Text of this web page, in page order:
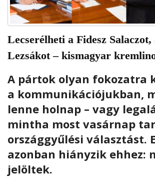
Lecserélheti a Fidesz Salaczot,
Lezsákot – kismagyar
A pártok olyan fokozatra
a kommunikációjukban,
lenne holnap – vagy
mintha most vasárnap
országgyűlési választást.
azonban hiányzik ehhez:
jelöltek.